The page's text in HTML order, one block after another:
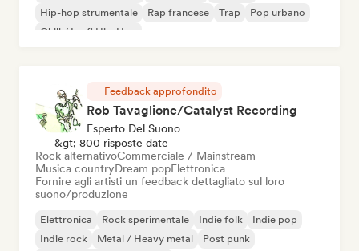
Hip-hop strumentale
Rap francese Trap
Pop urbano
Chill / Lo-fi Hip-Hop
Feedback approfondito
Rob Tavaglione/Catalyst Recording
Esperto Del Suono
&gt; 800 risposte date
Rock alternativoCommerciale / Mainstream
Musica countryDream popElettronica
Fornire agli artisti un feedback dettagliato sul loro
suono/produzione
Elettronica Rock sperimentale Indie folk
Indie pop
Indie rock
Metal / Heavy metal
Post punk